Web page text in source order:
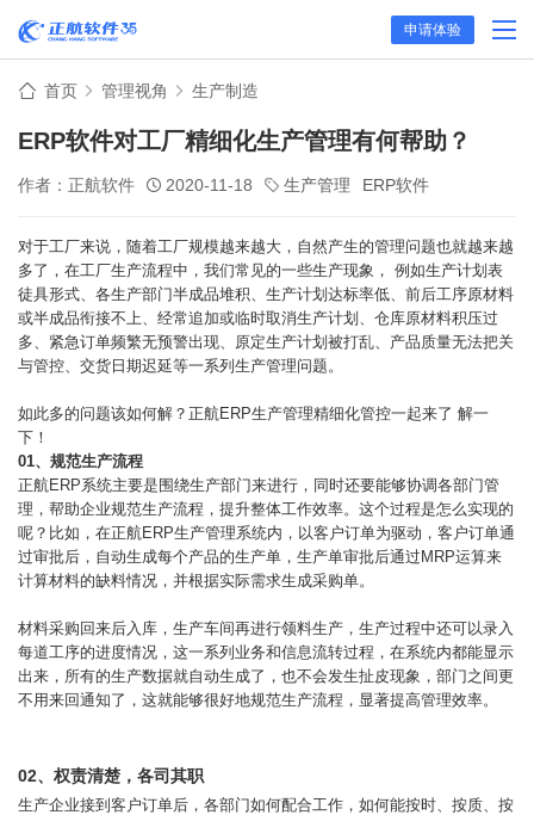
申请体验
首页 管理视角 生产制造
ERP软件对工厂精细化生产管理有何帮助？
作者：正航软件 2020-11-18 生产管理 ERP软件
对于工厂来说，随着工厂规模越来越大，自然产生的管理问题也就越来越
多了，在工厂生产流程中，我们常见的一些生产现象， 例如生产计划表
徒具形式、各生产部门半成品堆积、生产计划达标率低、前后工序原材料
或半成品衔接不上、经常追加或临时取消生产计划、仓库原材料积压过
多、紧急订单频繁无预警出现、原定生产计划被打乱、产品质量无法把关
与管控、交货日期迟延等一系列生产管理问题。
如此多的问题该如何解？正航ERP生产管理精细化管控一起来了 解一
下！
01、 规范生产流程
正航ERP系统主要是围绕生产部门来进行，同时还要能够协调各部门管
理，帮助企业规范生产流程，提升整体工作效率。这个过程是怎么实现的
呢？比如，在正航ERP生产管理系统内，以客户订单为驱动，客户订单通
过审批后，自动生成每个产品的生产单，生产单审批后通过MRP运算来
计算材料的缺料情况，并根据实际需求生成采购单。
材料采购回来后入库，生产车间再进行领料生产，生产过程中还可以录入
每道工序的进度情况，这一系列业务和信息流转过程，在系统内都能显示
出来，所有的生产数据就自动生成了，也不会发生扯皮现象，部门之间更
不用来回通知了，这就能够很好地规范生产流程，显著提高管理效率。
02、权责清楚，各司其职
生产企业接到客户订单后，各部门如何配合工作，如何能按时、按质、按